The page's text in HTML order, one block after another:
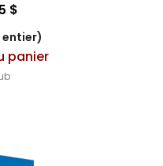
$
entier)
panier